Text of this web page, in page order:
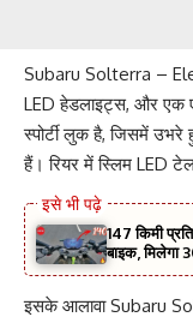
Subaru Solterra –
LED हेडलाइट्स, और एक
स्पोर्टी लुक है, जिसमें उभरे
हैं। रियर में स्लिम LED
147 किमी
बाइक,
इसके आलावा Subaru